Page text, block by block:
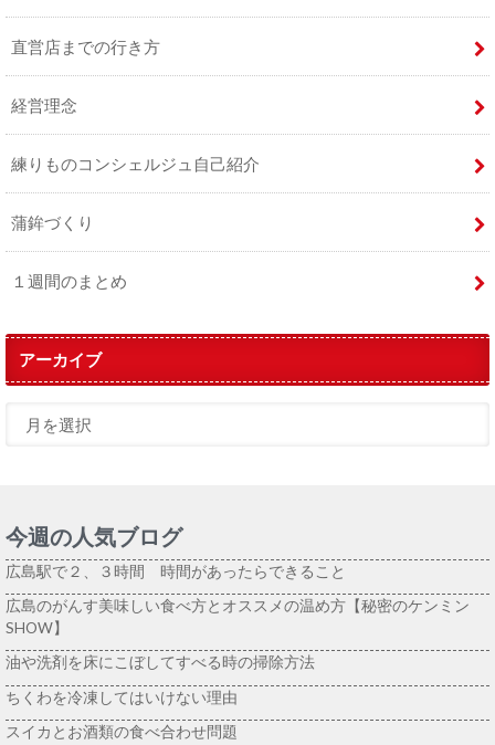
直営店までの行き方
経営理念
練りものコンシェルジュ自己紹介
蒲鉾づくり
１週間のまとめ
アーカイブ
今週の人気ブログ
広島駅で２、３時間 時間があったらできること
広島のがんす美味しい食べ方とオススメの温め方【秘密のケンミン
SHOW】
油や洗剤を床にこぼしてすべる時の掃除方法
ちくわを冷凍してはいけない理由
スイカとお酒類の食べ合わせ問題